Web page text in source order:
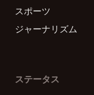
スポーツ
ジャーナリズム
ステータス